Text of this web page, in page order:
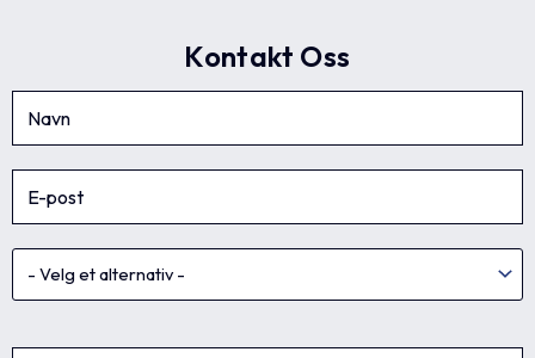
Kontakt Oss